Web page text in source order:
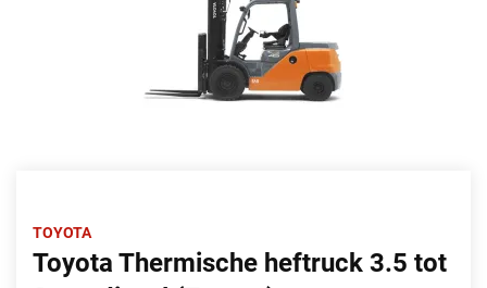
TOYOTA
Toyota Thermische heftruck 3.5 tot